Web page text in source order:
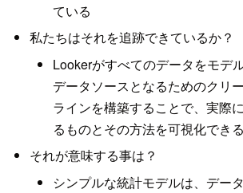
ている
私たちはそれを追跡できているか？
Lookerがすべてのデータをモデ
データソースとなるためのクリ
ラインを構築することで、実際
るものとその方法を可視化できる
それが意味する事は？
シンプルな統計モデルは、デー